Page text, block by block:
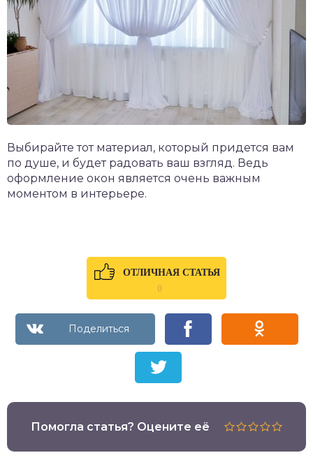
Выбирайте тот материал, который придется вам
по душе, и будет радовать ваш взгляд. Ведь
оформление окон является очень важным
моментом в интерьере.
ОТЛИЧНАЯ СТАТЬЯ
0
Помогла статья? Оцените её